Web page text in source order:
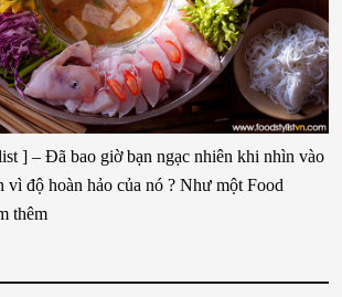
] – Đã bao giờ bạn ngạc nhiên khi nhìn vào
vì độ hoàn hảo của nó ? Như một Food
thêm